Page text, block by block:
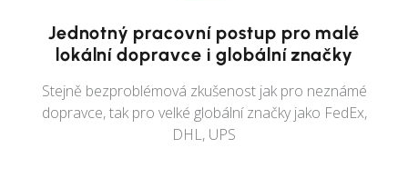
Jednotný pracovní postup pro malé
lokální dopravce i globální značky
Stejně bezproblémová zkušenost jak pro neznámé
dopravce, tak pro velké globální značky jako FedEx,
DHL, UPS